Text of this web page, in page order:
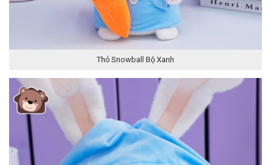
Thỏ Snowball Bộ Xanh